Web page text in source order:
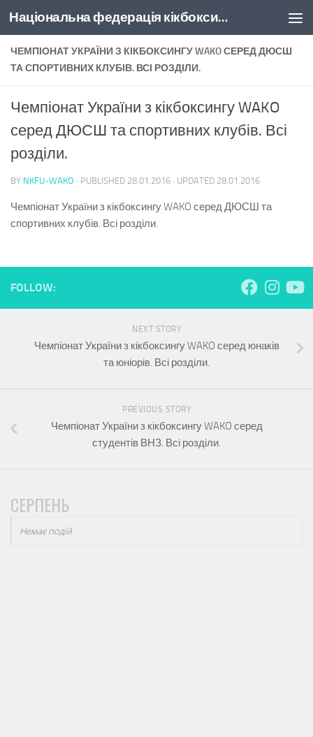
Skip to content Національна федерація кікбоксингу України
ЧЕМПІОНАТ УКРАЇНИ З КІКБОКСИНГУ WAKO СЕРЕД ДЮСШ
ТА СПОРТИВНИХ КЛУБІВ. ВСІ РОЗДІЛИ.
Чемпіонат України з кікбоксингу WAKO
серед ДЮСШ та спортивних клубів. Всі
розділи.
BY NKFU-WAKO · PUBLISHED 28.01.2016 · UPDATED 28.01.2016
Чемпіонат України з кікбоксингу WAKO серед ДЮСШ та
спортивних клубів. Всі розділи.
FOLLOW:
NEXT STORY
Чемпіонат України з кікбоксингу WAKO серед юнаків
та юніорів. Всі розділи.
PREVIOUS STORY
Чемпіонат України з кікбоксингу WAKO серед
студентів ВНЗ. Всі розділи.
СЕРПЕНЬ
Немає подій